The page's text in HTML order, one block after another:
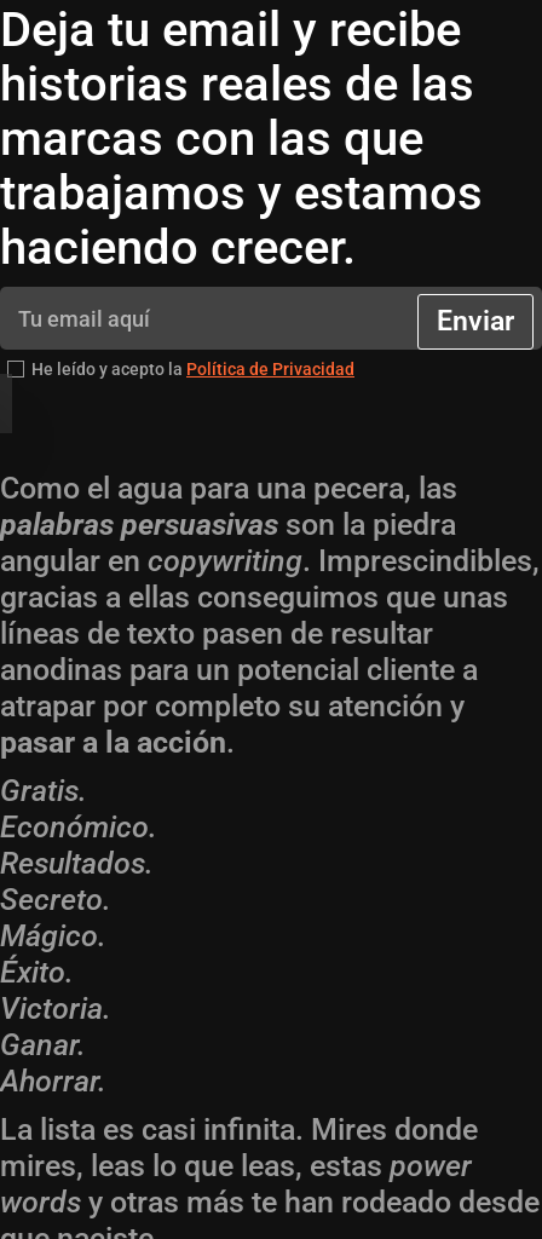
Deja tu email y recibe
historias reales de las
marcas con las que
trabajamos y estamos
haciendo crecer.
He leído y acepto la Política de Privacidad
Enviar
Como el agua para una pecera, las
palabras persuasivas son la piedra
angular en copywriting. Imprescindibles,
gracias a ellas conseguimos que unas
líneas de texto pasen de resultar
anodinas para un potencial cliente a
atrapar por completo su atención y
pasar a la acción.
Gratis.
Económico.
Resultados.
Secreto.
Mágico.
Éxito.
Victoria.
Ganar.
Ahorrar.
La lista es casi infinita. Mires donde
mires, leas lo que leas, estas power
words y otras más te han rodeado desde